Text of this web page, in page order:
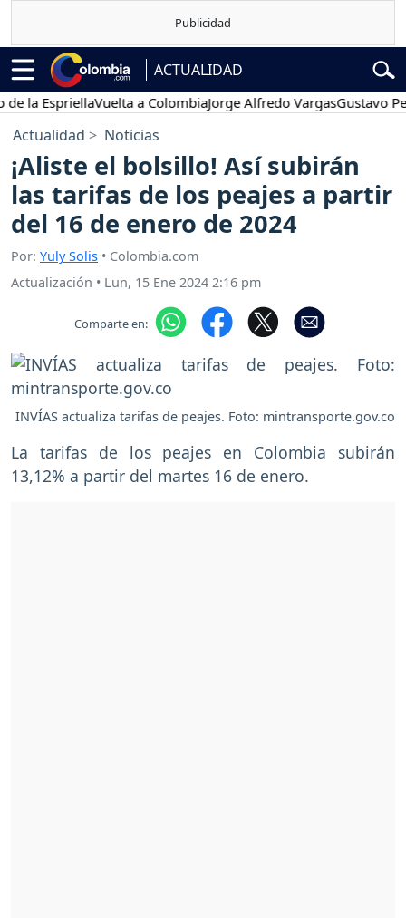
ACTUALIDAD
Vuelta a ColombiaJorge Alfredo VargasGustavo Petro
Actualidad Noticias
¡Aliste el bolsillo! Así subirán
las tarifas de los peajes a partir
del 16 de enero de 2024
Por: Yuly Solis • Colombia.com
Actualización • Lun, 15 Ene 2024 2:16 pm
Comparte en:
INVÍAS actualiza tarifas de peajes. Foto: mintransporte.gov.co
La tarifas de los peajes en Colombia subirán
13,12% a partir del martes 16 de enero.